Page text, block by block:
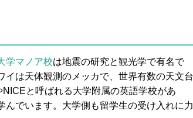
学マノア校は地震の研究と観光学で有名で
は天体観測のメッカで、世界有数の天文台
と呼ばれる大学附属の英語学校があ
でいます。大学側も留学生の受け入れに力